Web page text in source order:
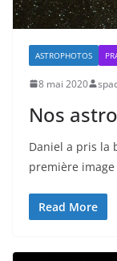
ASTROPHOTOS
8 mai 2020
Nos
Daniel a pris la
première
Read More